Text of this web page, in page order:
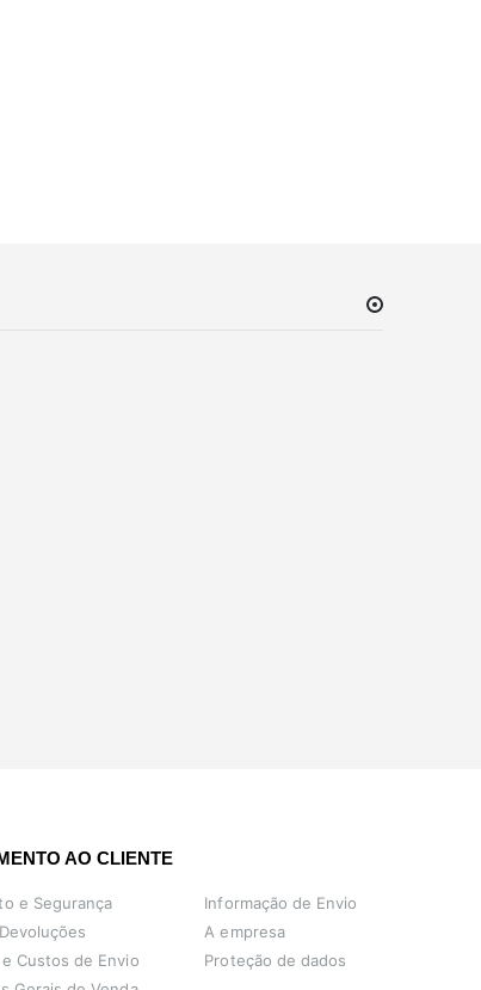
AO CLIENTE
e Segurança
Custos de Envio
Informação de Envio
A empresa
Proteção de dados